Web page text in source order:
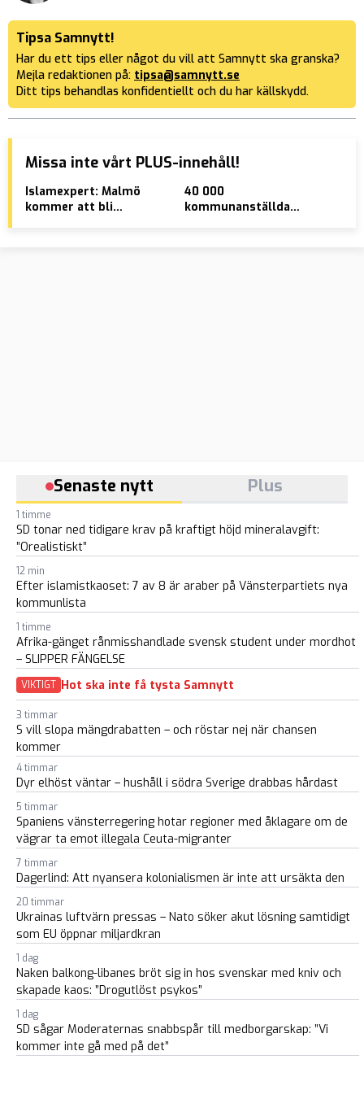
Tipsa Samnytt!
Har du ett tips eller något du vill att Samnytt ska granska?
Mejla redaktionen på: tipsa@samnytt.se
Ditt tips behandlas konfidentiellt och du har källskydd.
Missa inte vårt PLUS-innehåll!
Islamexpert: Malmö
kommer att bli
40 000
kommunanställda
Senaste nytt Plus
1 timme
SD tonar ned tidigare krav på kraftigt höjd mineralavgift:
”Orealistiskt”
12 min
Efter islamistkaoset: 7 av 8 är araber på Vänsterpartiets nya
kommunlista
1 timme
Afrika-gänget rånmisshandlade svensk student under mordhot
– SLIPPER FÄNGELSE
VIKTIGT Hot ska inte få tysta Samnytt
3 timmar
S vill slopa mängdrabatten – och röstar nej när chansen
kommer
4 timmar
Dyr elhöst väntar – hushåll i södra Sverige drabbas hårdast
5 timmar
Spaniens vänsterregering hotar regioner med åklagare om de
vägrar ta emot illegala Ceuta-migranter
7 timmar
Dagerlind: Att nyansera kolonialismen är inte att ursäkta den
20 timmar
Ukrainas luftvärn pressas – Nato söker akut lösning samtidigt
som EU öppnar miljardkran
1 dag
Naken balkong-libanes bröt sig in hos svenskar med kniv och
skapade kaos: ”Drogutlöst psykos”
1 dag
SD sågar Moderaternas snabbspår till medborgarskap: ”Vi
kommer inte gå med på det”